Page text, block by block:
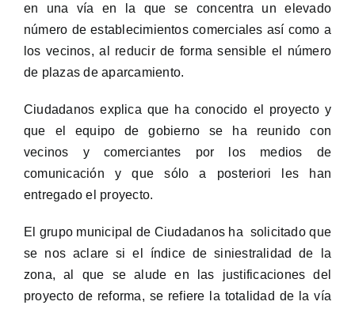
en una vía en la que se concentra un elevado
número de establecimientos comerciales así como a
los vecinos, al reducir de forma sensible el número
de plazas de aparcamiento.
Ciudadanos explica que ha conocido el proyecto y
que el equipo de gobierno se ha reunido con
vecinos y comerciantes por los medios de
comunicación y que sólo a posteriori les han
entregado el proyecto.
El grupo municipal de Ciudadanos ha solicitado que
se nos aclare si el índice de siniestralidad de la
zona, al que se alude en las justificaciones del
proyecto de reforma, se refiere la totalidad de la vía